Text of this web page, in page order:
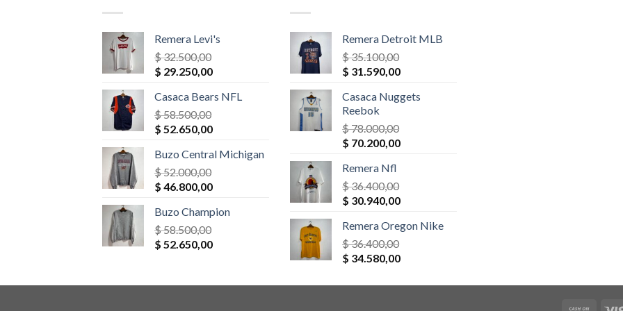
Remera Levi's
$32.500,00
El
original
era:
$ 32.500,00.
$ 29.250,00El
actual
$ 29.250,00.
Casaca Bears NFL
$58.500,00
El
original
era:
$ 58.500,00.
$ 52.650,00El
actual
$ 52.650,00.
Buzo Central Michigan
$52.000,00
El
original
era:
$ 52.000,00.
$ 46.800,00El
actual
$ 46.800,00.
Buzo Champion
$58.500,00
El
era:
$ 52.650,00El
es:
Remera Detroit MLB
$35.100,00
El
original
era:
$ 35.100,00.
$ 31.590,00El
actual
Casaca Nuggets
Reebok
$78.000,00
El
original
era:
$ 78.000,00.
$ 70.200,00El
$ 70.200,00.
Remera Nfl
$36.400,00
El
original
era:
$ 36.400,00.
$ 30.940,00El
actual
$ 30.940,00.
Remera Oregon Nike
$36.400,00
El
original
$ 34.580,00El
actual